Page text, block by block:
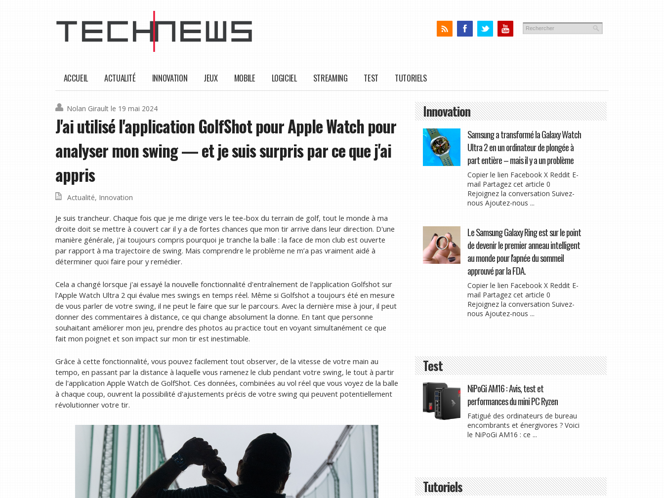
ACCUEIL ACTUALITÉ INNOVATION JEUX MOBILE LOGICIEL STREAMING TEST TUTORIELS
Nolan Girault le 19 mai 2024
J'ai utilisé l'application GolfShot pour Apple Watch pour
analyser mon swing — et je suis surpris par ce que j'ai
appris
Actualité, Innovation
Je suis trancheur. Chaque fois que je me dirige vers le tee-box du terrain de golf, tout le monde à ma
droite doit se mettre à couvert car il y a de fortes chances que mon tir arrive dans leur direction. D'une
manière générale, j'ai toujours compris pourquoi je tranche la balle : la face de mon club est ouverte
par rapport à ma trajectoire de swing. Mais comprendre le problème ne m’a pas vraiment aidé à
déterminer quoi faire pour y remédier.
Cela a changé lorsque j'ai essayé la nouvelle fonctionnalité d'entraînement de l'application Golfshot sur
l'Apple Watch Ultra 2 qui évalue mes swings en temps réel. Même si Golfshot a toujours été en mesure
de vous parler de votre swing, il ne peut le faire que sur le parcours. Avec la dernière mise à jour, il peut
donner des commentaires à distance, ce qui change absolument la donne. En tant que personne
souhaitant améliorer mon jeu, prendre des photos au practice tout en voyant simultanément ce que
fait mon poignet et son impact sur mon tir est inestimable.
Grâce à cette fonctionnalité, vous pouvez facilement tout observer, de la vitesse de votre main au
tempo, en passant par la distance à laquelle vous ramenez le club pendant votre swing, le tout à partir
de l'application Apple Watch de GolfShot. Ces données, combinées au vol réel que vous voyez de la balle
à chaque coup, ouvrent la possibilité d'ajustements précis de votre swing qui peuvent potentiellement
révolutionner votre tir.
Innovation
Samsung a transformé la Galaxy Watch
Ultra 2 en un ordinateur de plongée à
part entière – mais il y a un problème
Copier le lien Facebook X Reddit E-
mail Partagez cet article 0
Rejoignez la conversation Suivez-
nous Ajoutez-nous ...
Le Samsung Galaxy Ring est sur le point
de devenir le premier anneau intelligent
au monde pour l'apnée du sommeil
approuvé par la FDA.
Copier le lien Facebook X Reddit E-
mail Partagez cet article 0
Rejoignez la conversation Suivez-
nous Ajoutez-nous ...
Test
NiPoGi AM16 : Avis, test et
performances du mini PC Ryzen
Fatigué des ordinateurs de bureau
encombrants et énergivores ? Voici
le NiPoGi AM16 : ce ...
Tutoriels